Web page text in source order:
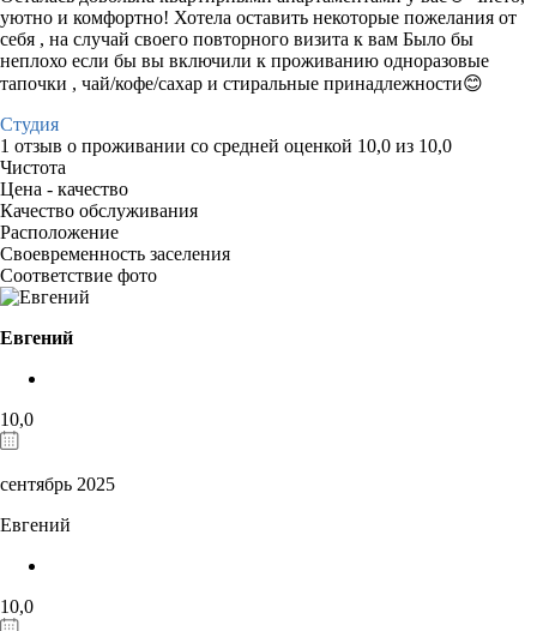
уютно и комфортно! Хотела оставить некоторые пожелания от
себя , на случай своего повторного визита к вам Было бы
неплохо если бы вы включили к проживанию одноразовые
тапочки , чай/кофе/сахар и стиральные принадлежности😊
Студия
1 отзыв о проживании со средней оценкой 10,0 из 10,0
Чистота
Цена - качество
Качество обслуживания
Расположение
Своевременность заселения
Соответствие фото
Евгений
10,0
сентябрь 2025
Евгений
10,0